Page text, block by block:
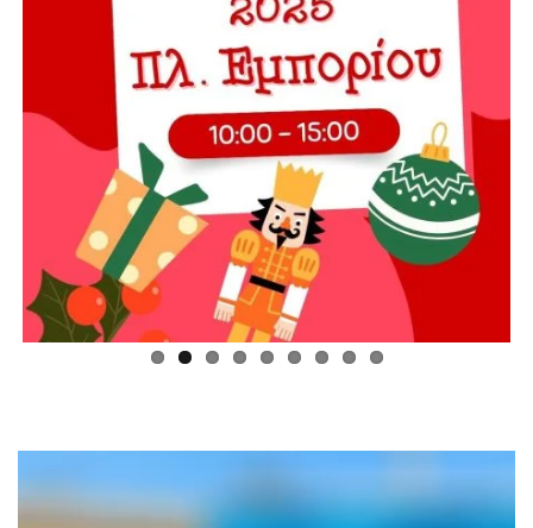
Αναπαραγωγής
Βίντεο